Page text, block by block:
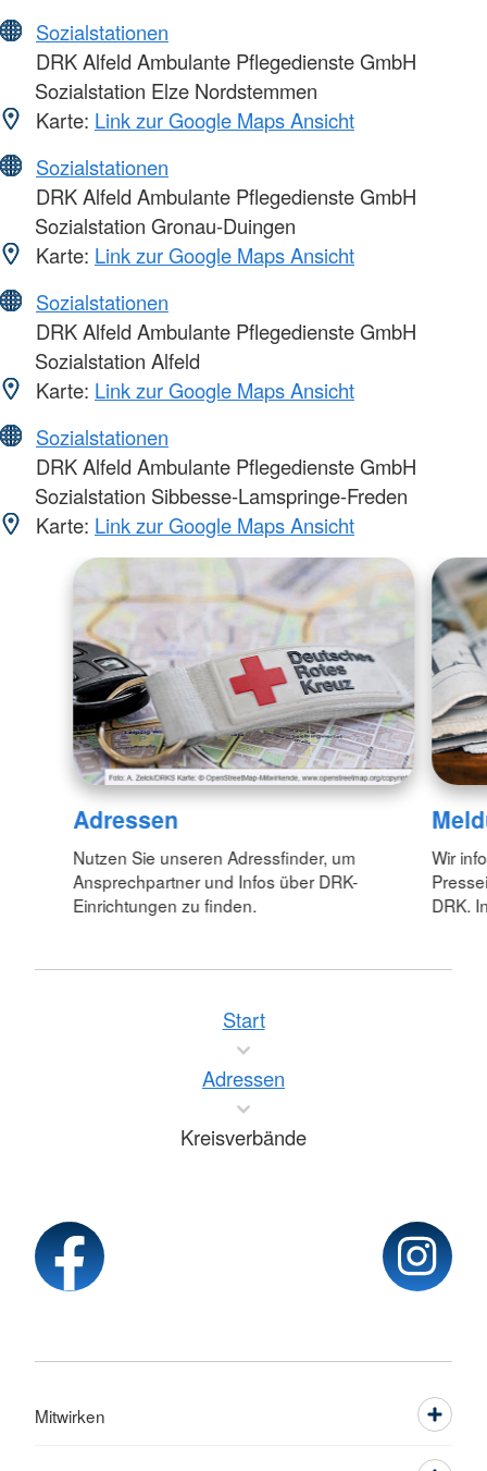
Sozialstationen
DRK Alfeld Ambulante Pflegedienste GmbH
Sozialstation Elze Nordstemmen
Karte: Link zur Google Maps Ansicht
Sozialstationen
DRK Alfeld Ambulante Pflegedienste GmbH
Sozialstation Gronau-Duingen
Karte: Link zur Google Maps Ansicht
Sozialstationen
DRK Alfeld Ambulante Pflegedienste GmbH
Sozialstation Alfeld
Karte: Link zur Google Maps Ansicht
Sozialstationen
DRK Alfeld Ambulante Pflegedienste GmbH
Sozialstation Sibbesse-Lamspringe-Freden
Karte: Link zur Google Maps Ansicht
Adressen
Nutzen Sie unseren Adressfinder, um
Ansprechpartner und Infos über DRK-
Einrichtungen zu finden.
Wir
DRK.
Start
Adressen
Kreisverbände
Mitwirken